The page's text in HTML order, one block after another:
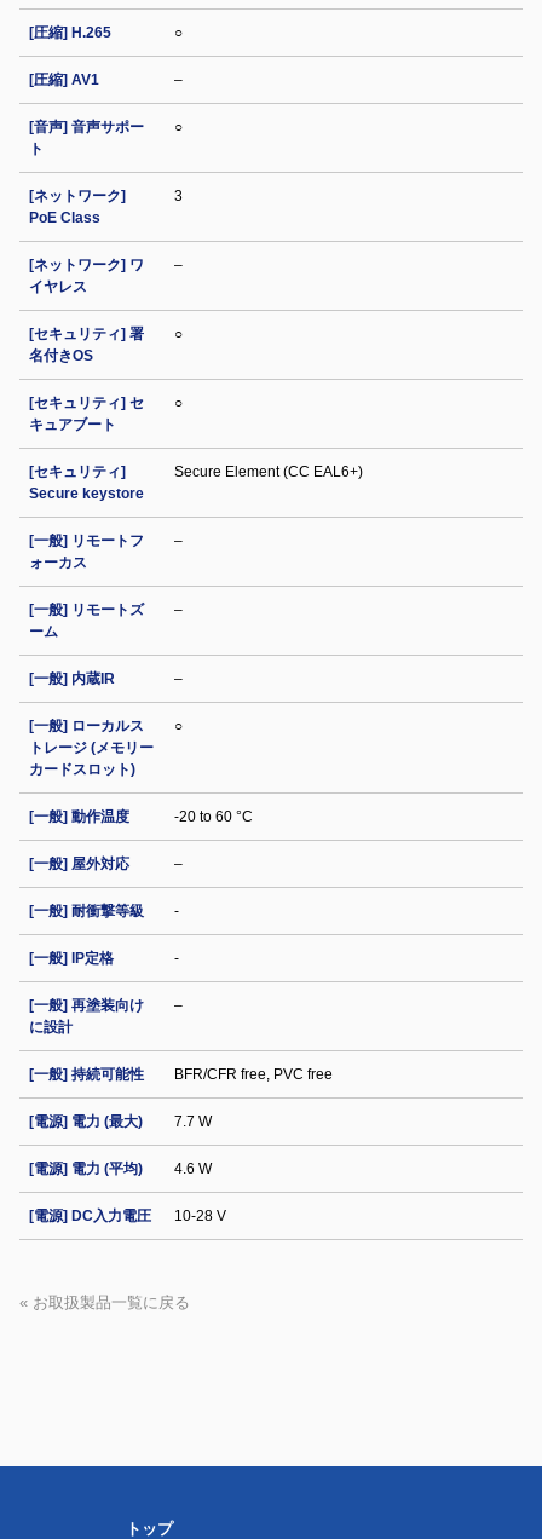
[圧縮] H.265 ○
[圧縮] AV1 –
[音声] 音声サポー
ト
○
[ネットワーク]
PoE Class
3
[ネットワーク] ワ
イヤレス
–
[セキュリティ] 署
名付きOS
○
[セキュリティ] セ
キュアブート
○
[セキュリティ]
Secure keystore
Secure Element (CC EAL6+)
[一般] リモートフ
ォーカス
–
[一般] リモートズ
ーム
–
[一般] 内蔵IR –
[一般] ローカルス
トレージ (メモリー
カードスロット)
○
[一般] 動作温度 -20 to 60 °C
[一般] 屋外対応 –
[一般] 耐衝撃等級 -
[一般] IP定格 -
[一般] 再塗装向け
に設計
–
[一般] 持続可能性 BFR/CFR free, PVC free
[電源] 電力 (最大) 7.7 W
[電源] 電力 (平均) 4.6 W
[電源] DC入力電圧 10-28 V
« お取扱製品一覧に戻る
トップ